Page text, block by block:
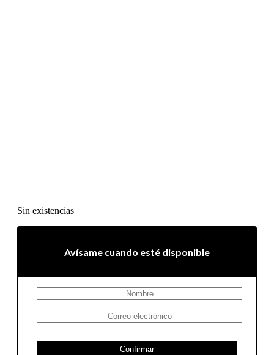
Sin existencias
Avísame cuando esté disponible
Confirmar